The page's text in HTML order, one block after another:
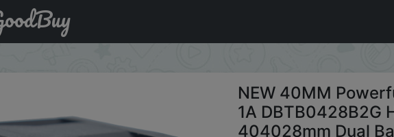
Fan For AVC 4028 12V 1A DBTB0428B2G High Speed Server
NEW 40MM
1A DBTB0428B2G
404028mm Dual